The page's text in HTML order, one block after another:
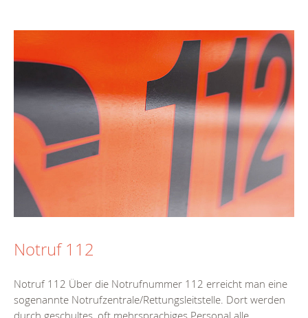
Notruf 112
Notruf 112 Über die Notrufnummer 112 erreicht man eine
sogenannte Notrufzentrale/Rettungsleitstelle. Dort werden
durch geschultes, oft mehrsprachiges Personal alle